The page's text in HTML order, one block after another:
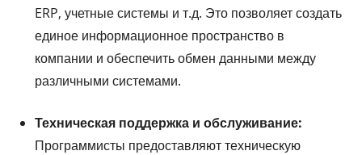
ERP, учетные системы и т.д. Это позволяет создать
единое информационное пространство в
компании и обеспечить обмен данными между
различными системами.
Техническая поддержка и обслуживание:
Программисты предоставляют техническую